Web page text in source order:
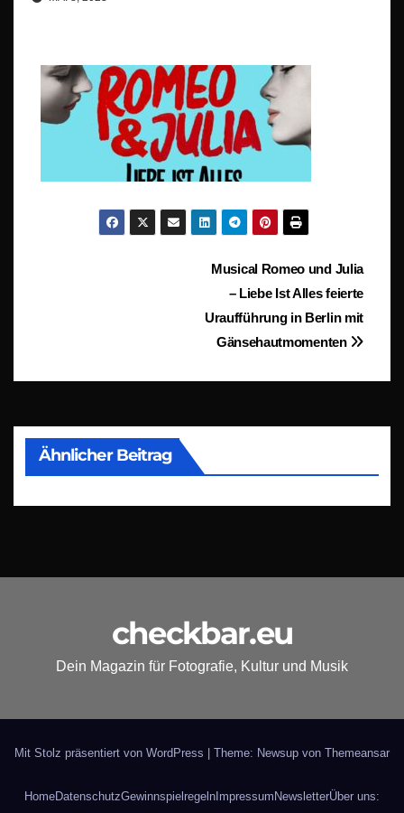
Beitragsnavigation
Musical Romeo und Julia
– Liebe Ist Alles feierte
Uraufführung in Berlin mit
Gänsehautmomenten
Ähnlicher Beitrag
checkbar.eu
Dein Magazin für Fotografie, Kultur und Musik
Mit Stolz präsentiert von WordPress | Theme: Newsup von Themeansar
HomeDatenschutzGewinnspielregeln Impressum NewsletterÜber uns: